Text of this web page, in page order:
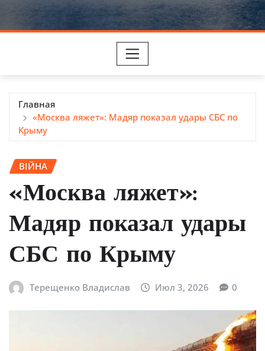
Главная
«Москва ляжет»: Мадяр показал удары СБС по
Крыму
ВІЙНА
«Москва ляжет»:
Мадяр показал удары
СБС по Крыму
Терещенко Владислав Июл 3, 2026 0